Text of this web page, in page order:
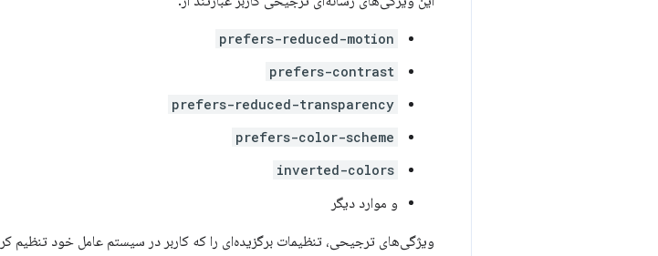
prefers-reduced-motion
prefers-contrast
prefers-reduced-transparency
prefers-color-scheme
inverted-colors
و موارد دیگر
ویژگی‌های ترجیحی، تنظیمات برگزیده‌ای را که کاربر در سیستم عامل خود تنظیم